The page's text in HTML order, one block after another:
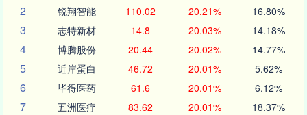
2 锐翔智能 110.02 20.21% 16.80%
3 志特新材 14.8 20.03% 14.18%
4 博腾股份 20.44 20.02% 14.77%
5 近岸蛋白 46.72 20.01% 5.62%
6 毕得医药 61.6 20.01% 6.12%
7 五洲医疗 83.62 20.01% 18.37%